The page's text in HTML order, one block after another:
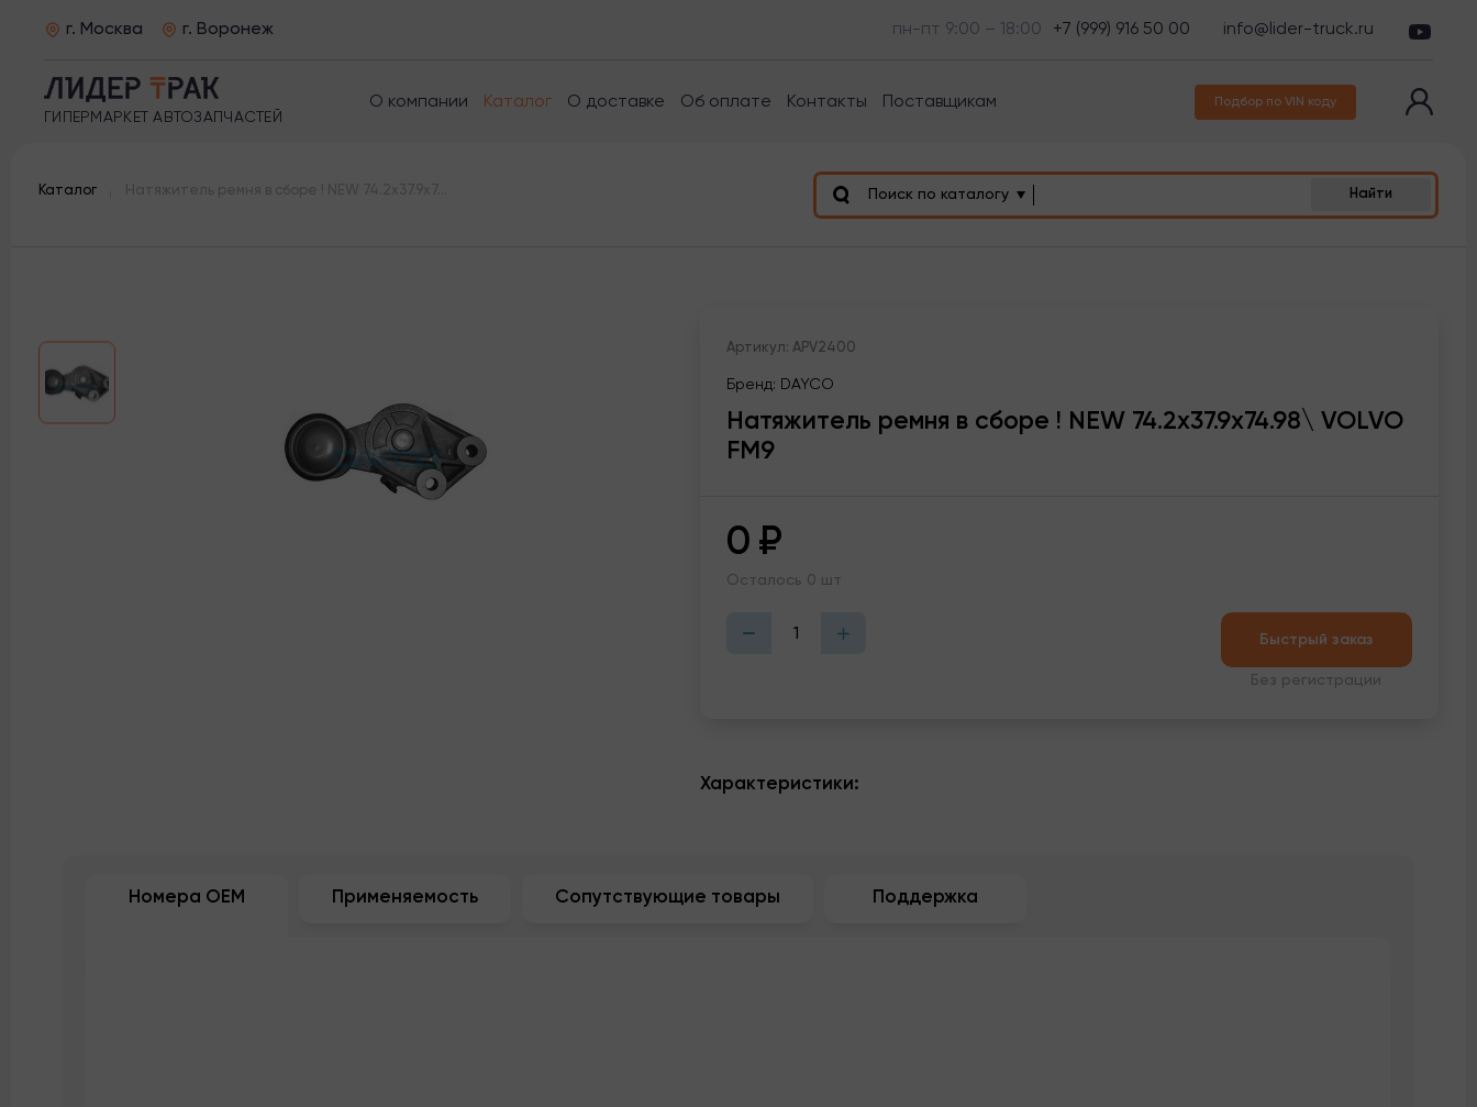
г. Москва г. Воронеж пн-пт 9:00 – 18:00 +7 (999) 916 50 00 info@lider-truck.ru
ГИПЕРМАРКЕТ АВТОЗАПЧАСТЕЙ
Подбор по VIN коду
О компании Каталог О доставке Об оплате Контакты Поставщикам
Каталог Поиск по каталогу Найти
Характеристики:
Артикул: APV2400
Бренд: DAYCO
Натяжитель ремня в сборе ! NEW 74.2x37.9x74.98\ VOLVO
FM9
0 ₽
Осталось 0 шт
Быстрый заказ
Без регистрации
Номера OEM Применяемость Сопутствующие товары Поддержка